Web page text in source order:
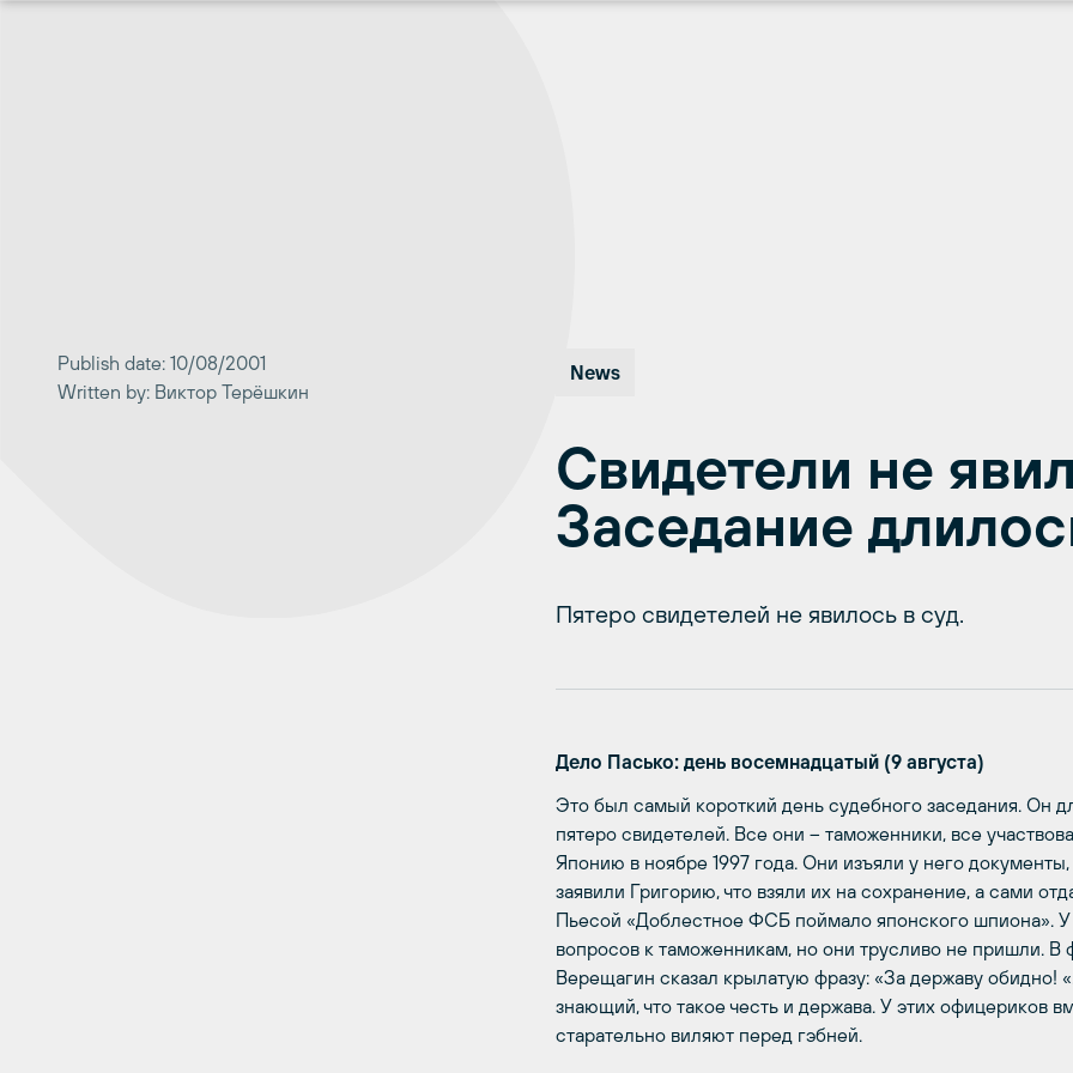
Publish date: 10/08/2001
Written by: Виктор Терёшкин
News
Свидетели не
Заседание
Пятеро свидетелей не явилось в суд.
Дело Пасько: день восемнадцатый (9 августа)
Это был самый короткий день судебного заседания. Он
пятеро свидетелей. Все они – таможенники, все
Японию в ноябре 1997 года. Они изъяли у него
заявили Григорию, что взяли их на сохранение, а сами
Пьесой «Доблестное ФСБ поймало японского шпиона». У
вопросов к таможенникам, но они трусливо не пришли.
Верещагин сказал крылатую фразу: «За державу
знающий, что такое честь и держава. У этих офицериков
старательно виляют перед гэбней.